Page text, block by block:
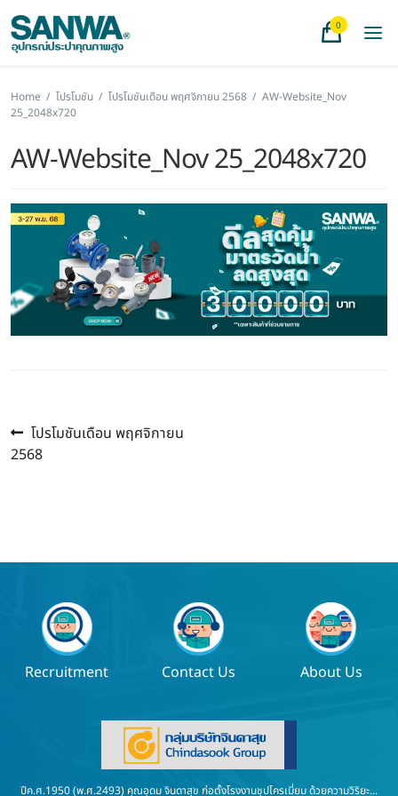
0
Home / โปรโมชัน / โปรโมชันเดือน พฤศจิกายน 2568 / AW-Website_Nov
25_2048x720
AW-Website_Nov 25_2048x720
แนะแนว
เรื่อง
Previous
post:
โปรโมชันเดือน พฤศจิกายน
2568
Recruitment Contact Us About Us
ปีค.ศ.1950 (พ.ศ.2493) คุณอุดม จินดาสุข ก่อตั้งโรงงานชุปโครเมี่ยม ด้วยความวิริยะ...